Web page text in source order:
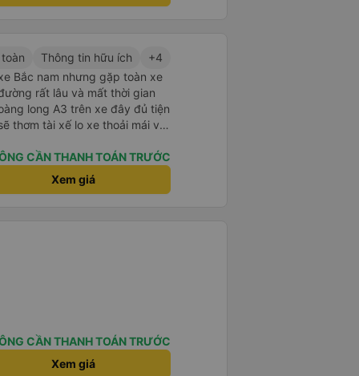
Thông tin hữu ích
+4
Bắc nam nhưng gặp toàn xe
rất lâu và mất thời gian
long A3 trên xe đây đủ tiện
thơm tài xế lo xe thoải mái vui
CẦN THANH TOÁN TRƯỚC
Xem giá
CẦN THANH TOÁN TRƯỚC
Xem giá